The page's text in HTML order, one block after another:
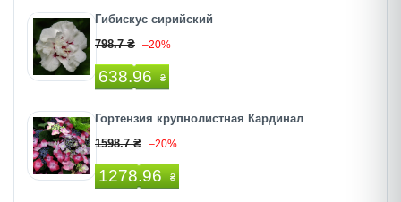
Гибискус сирийский
798.7 ₴ –20%
638.96 ₴
Гортензия крупнолистная Кардинал
1598.7 ₴ –20%
1278.96 ₴